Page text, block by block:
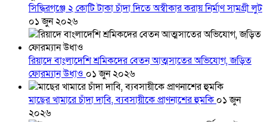
সিদ্ধিরগঞ্জে ২ কোটি টাকা চাঁদা দিতে অস্বীকার করায় নির্মাণ সামগ্রী লুট
০১ জুন ২০২৬
রিয়াদে বাংলাদেশি শ্রমিকদের বেতন আত্মসাতের অভিযোগ, জড়িত
ফোরম্যান উধাও ০১ জুন ২০২৬
মাছের খামারে চাঁদা দাবি, ব্যবসায়ীকে প্রাণনাশের হুমকি ০১ জুন
২০২৬